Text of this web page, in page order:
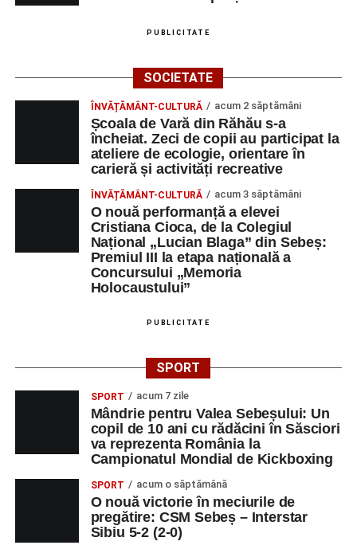
PUBLICITATE
SOCIETATE
ÎNVĂȚĂMÂNT-CULTURĂ acum 2 săptămâni
Școala de Vară din Răhău s-a
încheiat. Zeci de copii au participat la
ateliere de ecologie, orientare în
carieră și activități recreative
ÎNVĂȚĂMÂNT-CULTURĂ acum 3 săptămâni
O nouă performanță a elevei
Cristiana Cioca, de la Colegiul
Național „Lucian Blaga” din Sebeș:
Premiul III la etapa națională a
Concursului „Memoria
Holocaustului”
PUBLICITATE
SPORT
SPORT acum 7 zile
Mândrie pentru Valea Sebeșului: Un
copil de 10 ani cu rădăcini în Săsciori
va reprezenta România la
Campionatul Mondial de Kickboxing
SPORT acum o săptămână
O nouă victorie în meciurile de
pregătire: CSM Sebeș – Interstar
Sibiu 5-2 (2-0)